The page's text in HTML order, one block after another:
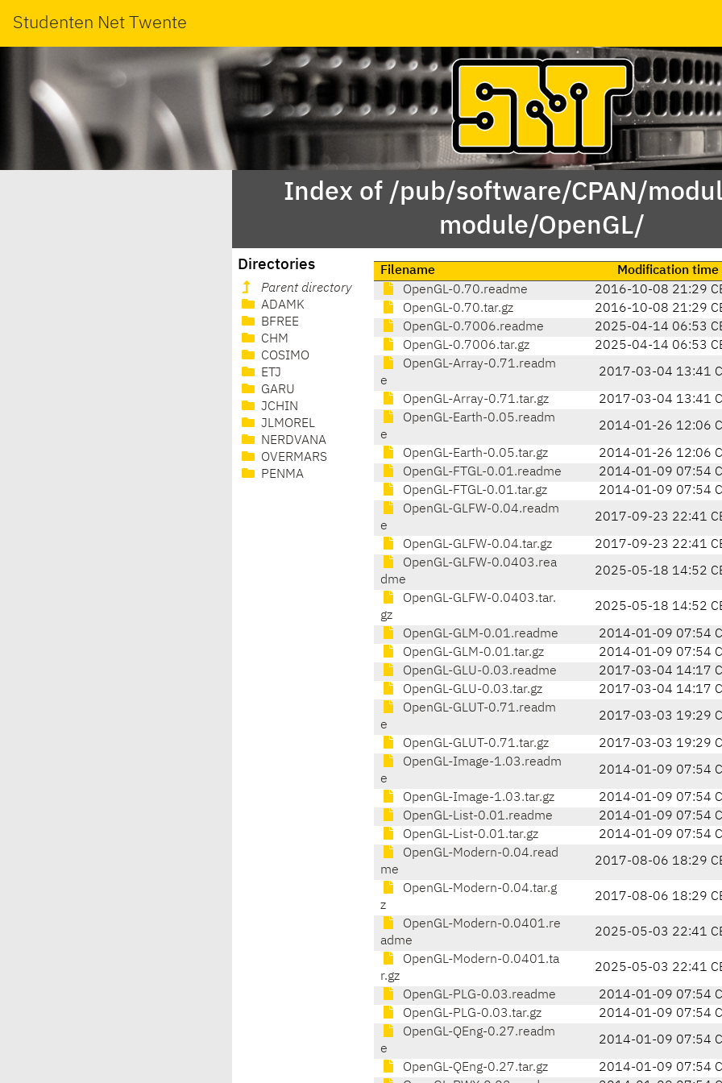
Studenten Net Twente
Index of /pub/software/CPAN/
module/OpenGL/
Directories
Parent directory
ADAMK
BFREE
CHM
COSIMO
ETJ
GARU
JCHIN
JLMOREL
NERDVANA
OVERMARS
PENMA
Filename
Modification time
OpenGL-0.70.readme
2016-10-08 21:29
OpenGL-0.70.tar.gz
2016-10-08 21:29
OpenGL-0.7006.readme
2025-04-14 06:53
OpenGL-0.7006.tar.gz
2025-04-14 06:53
OpenGL-Array-0.71.readm
e
2017-03-04 13:41
OpenGL-Array-0.71.tar.gz
2017-03-04 13:41
OpenGL-Earth-0.05.readm
e
2014-01-26 12:06
OpenGL-Earth-0.05.tar.gz
2014-01-26 12:06
OpenGL-FTGL-0.01.readme
2014-01-09 07:54
OpenGL-FTGL-0.01.tar.gz
2014-01-09 07:54
OpenGL-GLFW-0.04.readm
e
2017-09-23 22:41
OpenGL-GLFW-0.04.tar.gz
2017-09-23 22:41
OpenGL-GLFW-0.0403.rea
dme
2025-05-18 14:52
OpenGL-GLFW-0.0403.tar.
gz
2025-05-18 14:52
OpenGL-GLM-0.01.readme
2014-01-09 07:54
OpenGL-GLM-0.01.tar.gz
2014-01-09 07:54
OpenGL-GLU-0.03.readme
2017-03-04 14:17
OpenGL-GLU-0.03.tar.gz
2017-03-04 14:17
OpenGL-GLUT-0.71.readm
e
2017-03-03 19:29
OpenGL-GLUT-0.71.tar.gz
2017-03-03 19:29
OpenGL-Image-1.03.readm
e
2014-01-09 07:54
OpenGL-Image-1.03.tar.gz
2014-01-09 07:54
OpenGL-List-0.01.readme
2014-01-09 07:54
OpenGL-List-0.01.tar.gz
2014-01-09 07:54
OpenGL-Modern-0.04.read
me
2017-08-06 18:29
OpenGL-Modern-0.04.tar.g
z
2017-08-06 18:29
OpenGL-Modern-0.0401.re
adme
2025-05-03 22:41
OpenGL-Modern-0.0401.ta
r.gz
2025-05-03 22:41
OpenGL-PLG-0.03.readme
2014-01-09 07:54
OpenGL-PLG-0.03.tar.gz
2014-01-09 07:54
OpenGL-QEng-0.27.readm
e
2014-01-09 07:54
OpenGL-QEng-0.27.tar.gz
2014-01-09 07:54